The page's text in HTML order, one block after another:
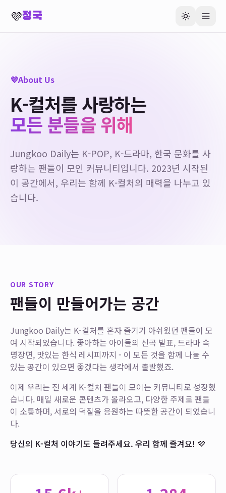
💜정국
💜About Us
K-컬처를 사랑하는
모든 분들을 위해
Jungkoo Daily는 K-POP, K-드라마, 한국 문화를 사
랑하는 팬들이 모인 커뮤니티입니다. 2023년 시작된
이 공간에서, 우리는 함께 K-컬처의 매력을 나누고 있
습니다.
OUR STORY
팬들이 만들어가는 공간
Jungkoo Daily는 K-컬처를 혼자 즐기기 아쉬웠던 팬들이 모
여 시작되었습니다. 좋아하는 아이돌의 신곡 발표, 드라마 속
명장면, 맛있는 한식 레시피까지 - 이 모든 것을 함께 나눌 수
있는 공간이 있으면 좋겠다는 생각에서 출발했죠.
이제 우리는 전 세계 K-컬처 팬들이 모이는 커뮤니티로 성장했
습니다. 매일 새로운 콘텐츠가 올라오고, 다양한 주제로 팬들
이 소통하며, 서로의 덕질을 응원하는 따뜻한 공간이 되었습니
다.
당신의 K-컬처 이야기도 들려주세요. 우리 함께 즐겨요! 💜